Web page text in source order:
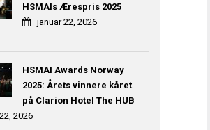
HSMAIs Ærespris 2025
januar 22, 2026
HSMAI Awards Norway
2025: Årets vinnere kåret
på Clarion Hotel The HUB
2026